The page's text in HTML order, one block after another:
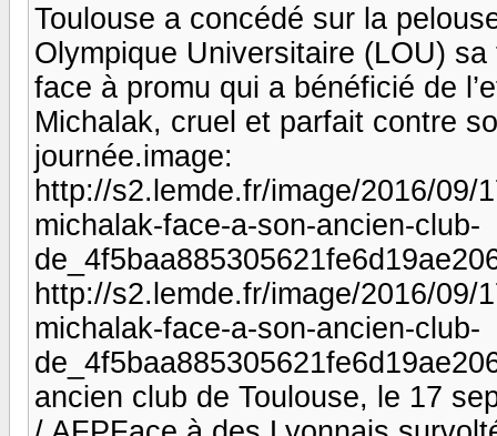
Toulouse a concédé sur la
Olympique Universitaire (LOU)
face à promu qui a bénéficié de
Michalak, cruel et parfait contre
journée.image:
http://s2.lemde.fr/image/2016/09/
michalak-face-a-son-ancien-club-
http://s2.lemde.fr/image/2016/09/
michalak-face-a-son-ancien-club-
ancien club de Toulouse, le 17